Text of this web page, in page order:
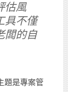
估風
具不僅
闆的自
題是專案管